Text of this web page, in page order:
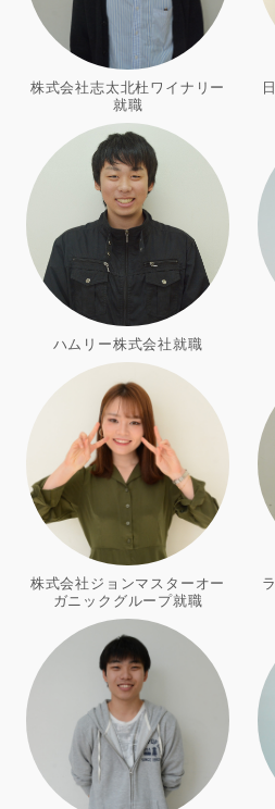
株式会社志太北杜ワイナリー
就職
ハムリー株式会社就職
株式会社ジョンマスターオー
ガニックグループ就職